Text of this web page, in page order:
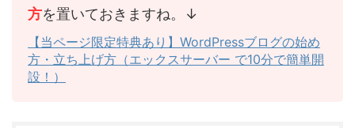
方を置いておきますね。↓
【当ページ限定特典あり】WordPressブログの始め
方・立ち上げ方（エックスサーバー で10分で簡単開
設！）